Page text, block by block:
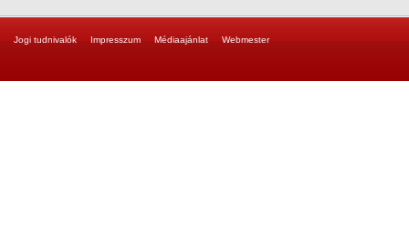
Jogi tudnivalók Impresszum Médiaajánlat Webmester